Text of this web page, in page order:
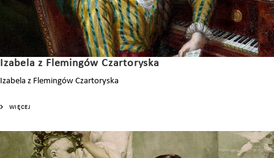
Izabela z Flemingów Czartoryska
Izabela z Flemingów Czartoryska
WIĘCEJ